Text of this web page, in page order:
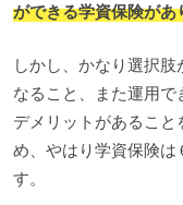
ができる学資保険があ
しかし、かなり選択
なること、また運用で
デメリットがあるこ
め、やはり学資保険は
す。